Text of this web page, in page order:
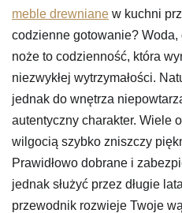
meble drewniane w kuchni
codzienne gotowanie?
noże to codzienność, która
niezwykłej wytrzymałości.
jednak do wnętrza
autentyczny charakter. Wiele
wilgocią szybko zniszczy
Prawidłowo dobrane i
jednak służyć przez długie
przewodnik rozwieje Twoje